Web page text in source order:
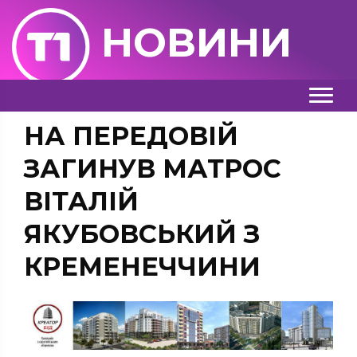
НОВИНИ
НА ПЕРЕДОВІЙ
ЗАГИНУВ МАТРОС
ВІТАЛІЙ
ЯКУБОВСЬКИЙ З
КРЕМЕНЕЧЧИНИ